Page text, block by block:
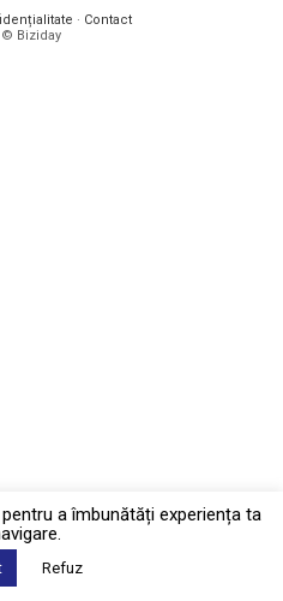
· Contact
© Biziday
a îmbunătăți experiența ta
Refuz